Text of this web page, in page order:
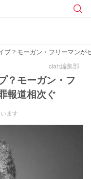
プ？モーガン・フリーマンが
ciatr編集部
？モーガン・フ
報道相次ぐ
ます